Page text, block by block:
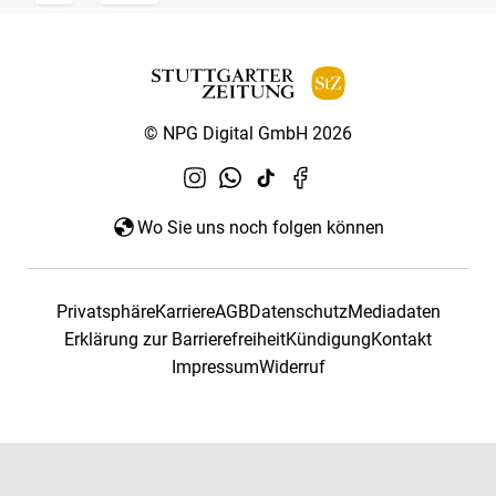
© NPG Digital GmbH 2026
Wo Sie uns noch folgen können
PrivatsphäreKarriereAGBDatenschutzMediadaten
Erklärung zur BarrierefreiheitKündigungKontakt
ImpressumWiderruf